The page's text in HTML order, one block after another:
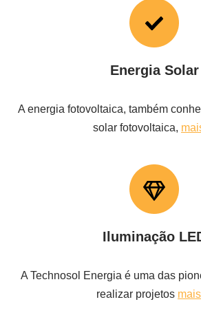
Energia Solar
A energia fotovoltaica, também
solar fotovoltaica,
Iluminação
A Technosol Energia é uma das
realizar projetos